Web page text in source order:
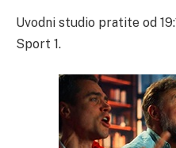
Uvodni studio pratite od
Sport 1.